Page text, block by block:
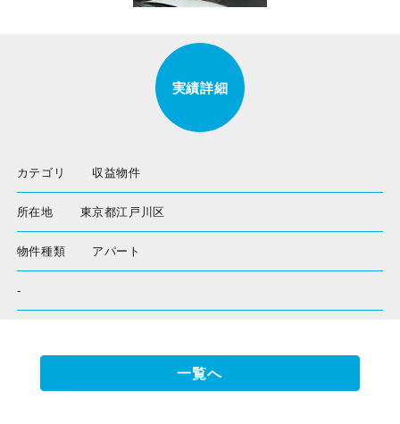
実績詳細
カテゴリ 収益物件
所在地 東京都江戸川区
物件種類 アパート
-
一覧へ